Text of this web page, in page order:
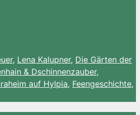
, Lena Kalupner, Die Gärten der
& Dschinnenzauber,
auf Hylpia, Feengeschichte,